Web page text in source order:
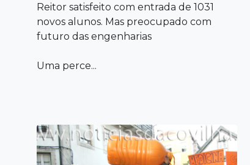
Reitor satisfeito com entrada de 1031
novos alunos. Mas preocupado com
futuro das engenharias
Uma perce...